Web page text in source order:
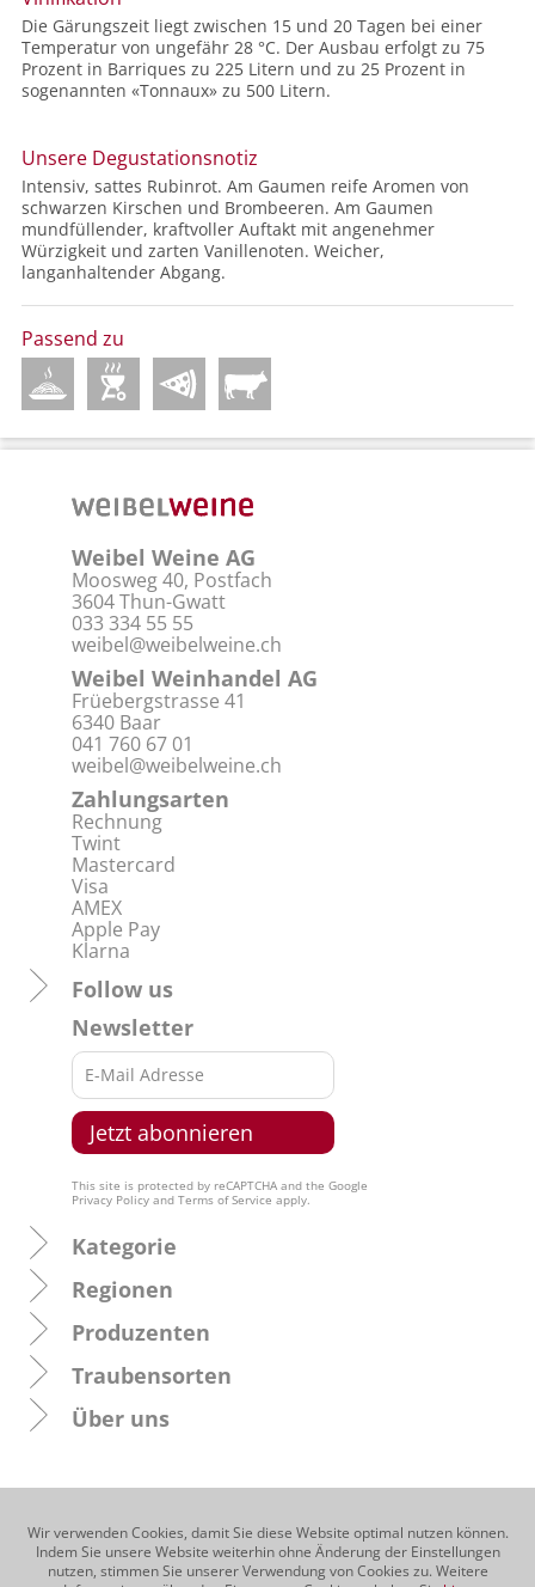
Wir verwenden Cookies, damit Sie diese Website optimal nutzen können.
Indem Sie unsere Website weiterhin ohne Änderung der Einstellungen
nutzen, stimmen Sie unserer Verwendung von Cookies zu. Weitere
Die Gärungszeit liegt zwischen 15 und 20 Tagen bei einer
Temperatur von ungefähr 28 °C. Der Ausbau erfolgt zu 75
Prozent in Barriques zu 225 Litern und zu 25 Prozent in
sogenannten «Tonnaux» zu 500 Litern.
Unsere Degustationsnotiz
Intensiv, sattes Rubinrot. Am Gaumen reife Aromen von
schwarzen Kirschen und Brombeeren. Am Gaumen
mundfüllender, kraftvoller Auftakt mit angenehmer
Würzigkeit und zarten Vanillenoten. Weicher,
langanhaltender Abgang.
Passend zu
Weibel Weine AG
Moosweg 40, Postfach
3604 Thun-Gwatt
033 334 55 55
weibel@weibelweine.ch
Weibel Weinhandel AG
Früebergstrasse 41
6340 Baar
041 760 67 01
weibel@weibelweine.ch
Zahlungsarten
Rechnung
Twint
Mastercard
Visa
AMEX
Apple Pay
Klarna
Follow us
Newsletter
This site is protected by reCAPTCHA and the Google
Privacy Policy and Terms of Service apply.
Kategorie
Regionen
Produzenten
Traubensorten
Über uns